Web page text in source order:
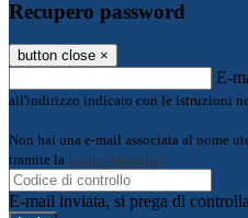
Recupero password
button close ×
E-
all'indirizzo indicato con le istruzioni
Non hai una e-mail associata al nome
tramite la Login Spaggiari
E-mail inviata, si prega di